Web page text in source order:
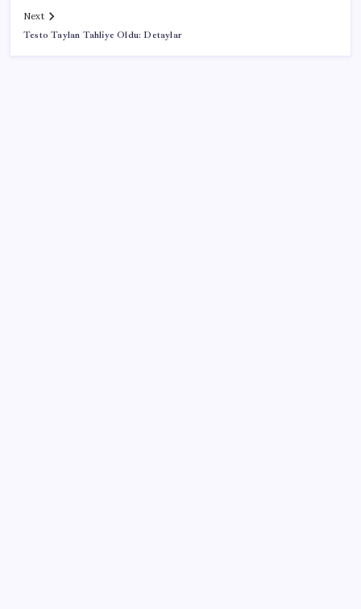
Next
Testo Taylan Tahliye Oldu: Detaylar